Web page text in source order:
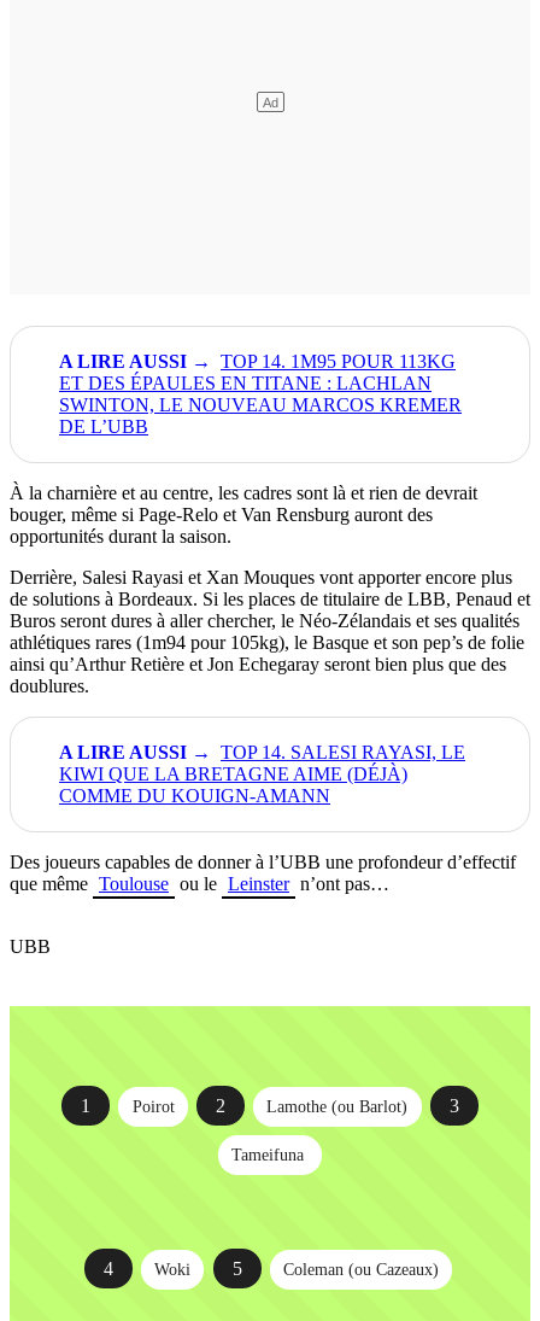
TOP 14. 1M95 POUR 113KG
ET DES ÉPAULES EN TITANE : LACHLAN
SWINTON, LE NOUVEAU MARCOS KREMER
DE L’UBB
À la charnière et au centre, les cadres sont là et rien de devrait
bouger, même si Page-Relo et Van Rensburg auront des
opportunités durant la saison.
Derrière, Salesi Rayasi et Xan Mouques vont apporter encore plus
de solutions à Bordeaux. Si les places de titulaire de LBB, Penaud et
Buros seront dures à aller chercher, le Néo-Zélandais et ses qualités
athlétiques rares (1m94 pour 105kg), le Basque et son pep’s de folie
ainsi qu’Arthur Retière et Jon Echegaray seront bien plus que des
doublures.
TOP 14. SALESI RAYASI, LE
KIWI QUE LA BRETAGNE AIME (DÉJÀ)
COMME DU KOUIGN-AMANN
Des joueurs capables de donner à l’UBB une profondeur d’effectif
que même Toulouse ou le Leinster n’ont pas…
UBB
1 Poirot 2 Lamothe (ou Barlot) 3
Tameifuna
4 Woki 5 Coleman (ou Cazeaux)